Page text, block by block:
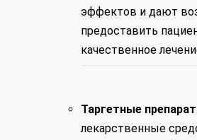
эффектов и дают
предоставить
качественное
Таргетные
лекарственные